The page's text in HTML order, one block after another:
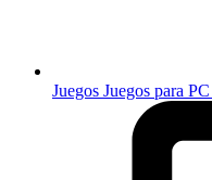
Juegos Juegos para